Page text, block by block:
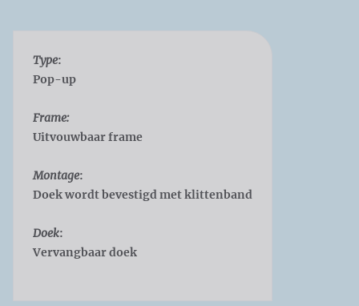
Type:
Pop-up
Frame:
Uitvouwbaar frame
Montage:
Doek wordt bevestigd met klittenband
Doek:
Vervangbaar doek